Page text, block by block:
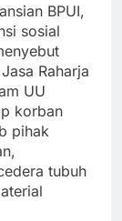
BPUI,
sosial
Raharja
UU
korban
pihak
tubuh